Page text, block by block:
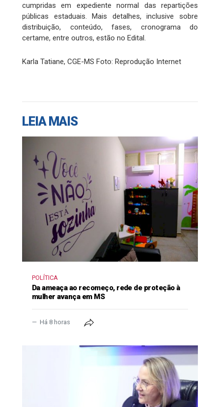
cumpridas em expediente normal das repartições
públicas estaduais. Mais detalhes, inclusive sobre
distribuição, conteúdo, fases, cronograma do
certame, entre outros, estão no Edital.
Karla Tatiane, CGE-MS Foto: Reprodução Internet
LEIA MAIS
POLÍTICA
Da ameaça ao recomeço, rede de proteção à
mulher avança em MS
Há 8 horas